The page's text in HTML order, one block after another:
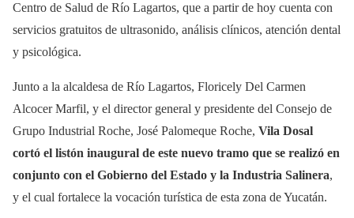
Centro de Salud de Río Lagartos, que a partir de hoy cuenta con
servicios gratuitos de ultrasonido, análisis clínicos, atención dental
y psicológica.
Junto a la alcaldesa de Río Lagartos, Floricely Del Carmen
Alcocer Marfil, y el director general y presidente del Consejo de
Grupo Industrial Roche, José Palomeque Roche, Vila Dosal
cortó el listón inaugural de este nuevo tramo que se realizó en
conjunto con el Gobierno del Estado y la Industria Salinera,
y el cual fortalece la vocación turística de esta zona de Yucatán.